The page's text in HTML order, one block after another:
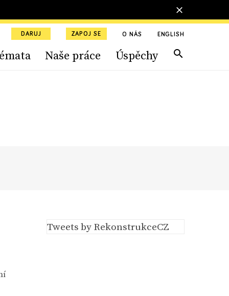
DARUJ ZAPOJ SE O NÁS ENGLISH
Naše práce Úspěchy
Tweets by RekonstrukceCZ